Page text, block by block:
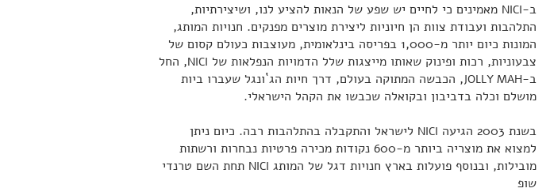
ב-NICI מאמינים כי לחיים יש שפע של הנאות להציע לנו, ושיצירתיות,
התלהבות ועבודת צוות הן חיוניות ליצירת מוצרים מפנקים. חנויות המותג,
המונות כיום יותר מ-1,000 בפריסה בינלאומית, מעוצבות כעולם קסום של
צבעוניות, רכות ופינוק שאותו מייצגות שלל הדמויות הנפלאות של NICI, החל
ב-JOLLY MAH, הכבשה המתוקה בעולם, דרך חיות הג`ונגל שעברו ביות
מושלם וכלה בדביבון ובקואלה שכבשו את הקהל הישראלי.
בשנת 2003 הגיעה
NICI לישראל והתקבלה בהתלהבות רבה. כיום ניתן
למצוא את מוצריה ביותר מ-600 נקודות מכירה פרטיות נבחרות ורשתות
מובילות, ובנוסף פועלות בארץ חנויות דגל של המותג NICI תחת השם טרנדי
שופ